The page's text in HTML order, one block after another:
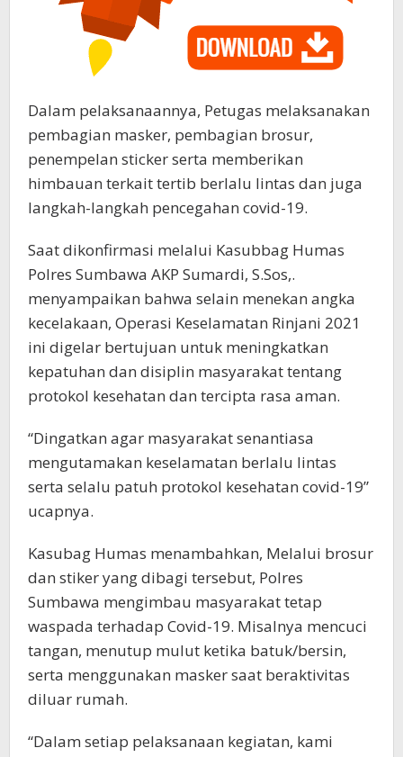
Dalam pelaksanaannya, Petugas melaksanakan
pembagian masker, pembagian brosur,
penempelan sticker serta memberikan
himbauan terkait tertib berlalu lintas dan juga
langkah-langkah pencegahan covid-19.
Saat dikonfirmasi melalui Kasubbag Humas
Polres Sumbawa AKP Sumardi, S.Sos,.
menyampaikan bahwa selain menekan angka
kecelakaan, Operasi Keselamatan Rinjani 2021
ini digelar bertujuan untuk meningkatkan
kepatuhan dan disiplin masyarakat tentang
protokol kesehatan dan tercipta rasa aman.
“Dingatkan agar masyarakat senantiasa
mengutamakan keselamatan berlalu lintas
serta selalu patuh protokol kesehatan covid-19”
ucapnya.
Kasubag Humas menambahkan, Melalui brosur
dan stiker yang dibagi tersebut, Polres
Sumbawa mengimbau masyarakat tetap
waspada terhadap Covid-19. Misalnya mencuci
tangan, menutup mulut ketika batuk/bersin,
serta menggunakan masker saat beraktivitas
diluar rumah.
“Dalam setiap pelaksanaan kegiatan, kami